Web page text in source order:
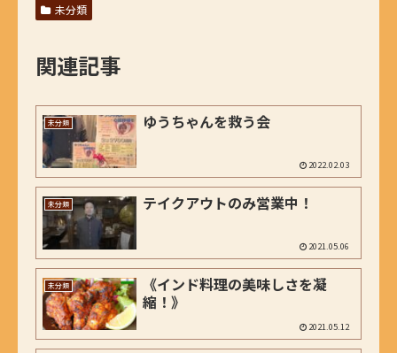
未分類
関連記事
未分類 ゆうちゃんを救う会
2022.02.03
未分類 テイクアウトのみ営業中！
2021.05.06
未分類
《インド料理の美味しさを凝
縮！》
2021.05.12